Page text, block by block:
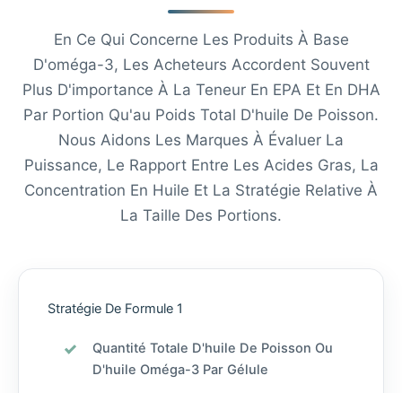
En Ce Qui Concerne Les Produits À Base
D'oméga-3, Les Acheteurs Accordent Souvent
Plus D'importance À La Teneur En EPA Et En DHA
Par Portion Qu'au Poids Total D'huile De Poisson.
Nous Aidons Les Marques À Évaluer La
Puissance, Le Rapport Entre Les Acides Gras, La
Concentration En Huile Et La Stratégie Relative À
La Taille Des Portions.
Stratégie De Formule 1
Quantité Totale D'huile De Poisson Ou
D'huile Oméga-3 Par Gélule